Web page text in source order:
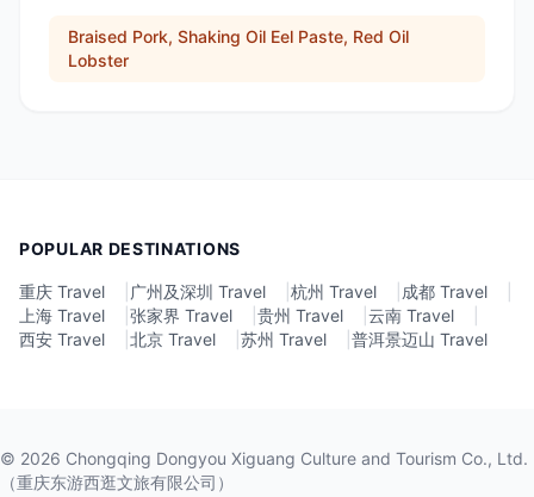
Braised Pork, Shaking Oil Eel Paste, Red Oil
Lobster
POPULAR DESTINATIONS
重庆 Travel 广州及深圳 Travel 杭州 Travel 成都 Travel
上海 Travel
张家界 Travel 贵州 Travel 云南 Travel
西安 Travel
北京 Travel 苏州 Travel 普洱景迈山 Travel
© 2026 Chongqing Dongyou Xiguang Culture and Tourism Co., Ltd.
（重庆东游西逛文旅有限公司）